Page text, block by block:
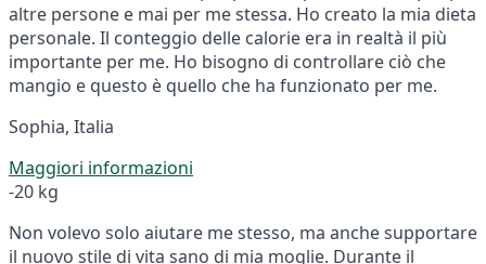
altre persone e mai per me stessa. Ho creato la mia dieta
personale. Il conteggio delle calorie era in realtà il più
importante per me. Ho bisogno di controllare ciò che
mangio e questo è quello che ha funzionato per me.
Sophia, Italia
Maggiori informazioni
-20 kg
Non volevo solo aiutare me stesso, ma anche supportare
il nuovo stile di vita sano di mia moglie. Durante il